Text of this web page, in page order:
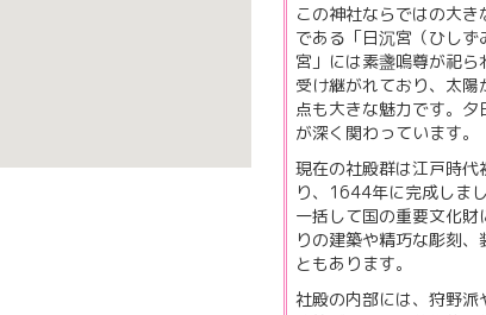
この神社ならではの大
である「日沉宮（ひし
宮」には素盞嗚尊が祀
受け継がれており、太
点も大きな魅力です。
が深く関わっています。
現在の社殿群は江戸時
り、1644年に完成しま
一括して国の重要文化
りの建築や精巧な彫刻
ともあります。
社殿の内部には、狩野派